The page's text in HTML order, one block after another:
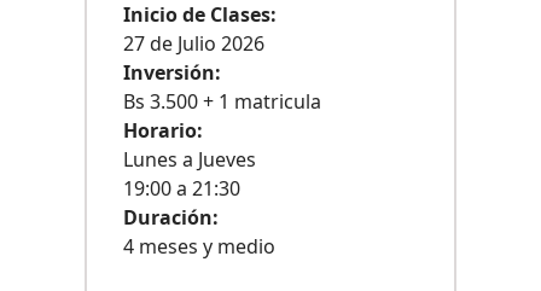
Inicio de Clases:
27 de Julio 2026
Inversión:
Bs 3.500 + 1 matricula
Horario:
Lunes a Jueves
19:00 a 21:30
Duración:
4 meses y medio